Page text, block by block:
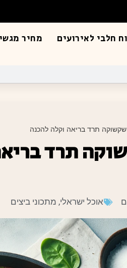
חלבי לאירועים מחיר
שקשוקה תרד בריאה וקלה להכנה
תרד
אוכל ישראלי, מתכוני ביצים